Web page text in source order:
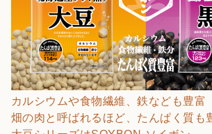
カルシウムや食物繊維、鉄なども豊富
畑の肉と呼ばれるほど、たんぱく質も